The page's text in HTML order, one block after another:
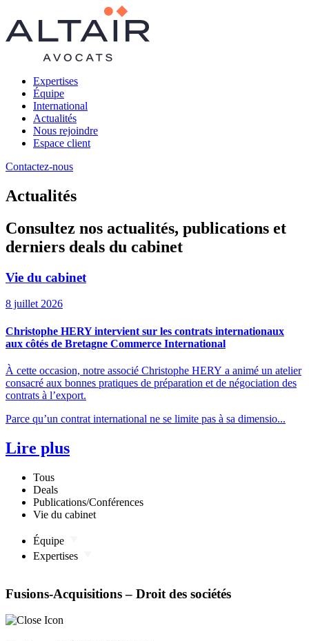
Expertises
Équipe
International
Actualités
Nous rejoindre
Espace client
Contactez-nous
Actualités
Consultez nos actualités, publications et
derniers deals du cabinet
Vie du cabinet
8 juillet 2026
Christophe HERY intervient sur les contrats internationaux
aux côtés de Bretagne Commerce International
À cette occasion, notre associé Christophe HERY a animé un atelier
consacré aux bonnes pratiques de préparation et de négociation des
contrats à l’export.
Parce qu’un contrat international ne se limite pas à sa dimensio...
Lire plus
Tous
Deals
Publications/Conférences
Vie du cabinet
Équipe
Expertises
Fusions-Acquisitions – Droit des sociétés